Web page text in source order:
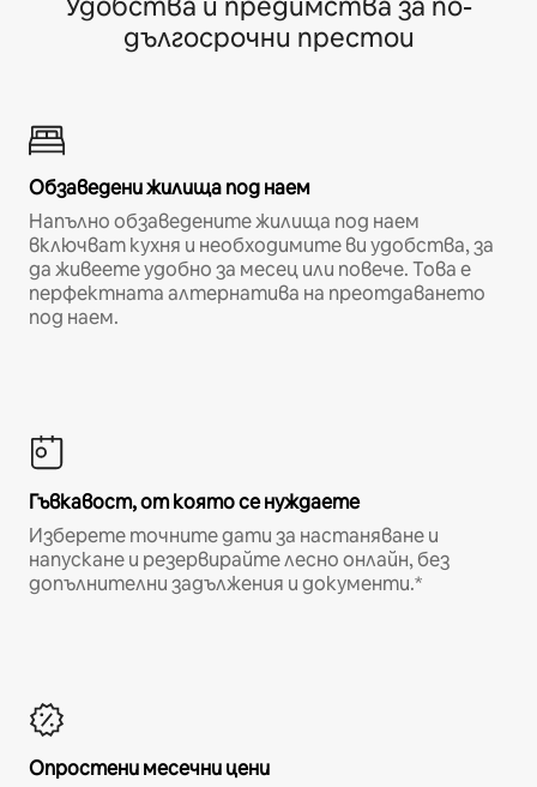
дългосрочни престои
Обзаведени жилища под наем
Напълно обзаведените жилища под наем
включват кухня и необходимите ви удобства, за
да живеете удобно за месец или повече. Това е
перфектната алтернатива на преотдаването
под наем.
Гъвкавост, от която се нуждаете
Изберете точните дати за настаняване и
напускане и резервирайте лесно онлайн, без
допълнителни задължения и документи.*
Опростени месечни цени